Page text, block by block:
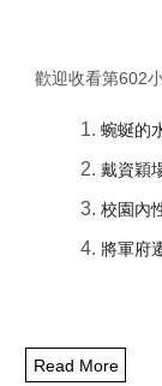
歡迎收看第602
蜿蜒的
戴資穎
校園內
將軍府
Read More